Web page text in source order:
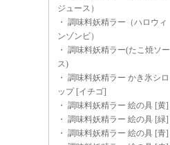
ジュース）
・ 調味料妖精ラー（ハロウィ
ンゾンビ）
・ 調味料妖精ラー(たこ焼ソー
ス)
・ 調味料妖精ラー かき氷シロ
ップ [イチゴ]
・ 調味料妖精ラー 絵の具 [黄]
・ 調味料妖精ラー 絵の具 [緑]
・ 調味料妖精ラー 絵の具 [青]